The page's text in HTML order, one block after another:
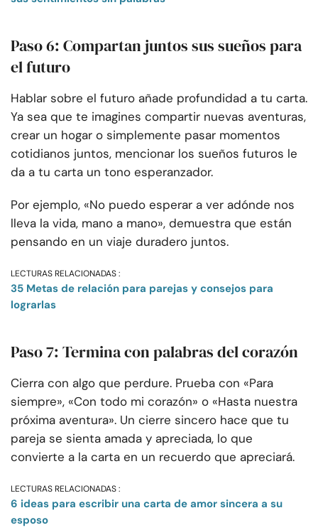
Paso 6: Compartan juntos sus sueños para
el futuro
Hablar sobre el futuro añade profundidad a tu carta.
Ya sea que te imagines compartir nuevas aventuras,
crear un hogar o simplemente pasar momentos
cotidianos juntos, mencionar los sueños futuros le
da a tu carta un tono esperanzador.
Por ejemplo, «No puedo esperar a ver adónde nos
lleva la vida, mano a mano», demuestra que están
pensando en un viaje duradero juntos.
LECTURAS RELACIONADAS :
35 Metas de relación para parejas y consejos para
lograrlas
Paso 7: Termina con palabras del corazón
Cierra con algo que perdure. Prueba con «Para
siempre», «Con todo mi corazón» o «Hasta nuestra
próxima aventura». Un cierre sincero hace que tu
pareja se sienta amada y apreciada, lo que
convierte a la carta en un recuerdo que apreciará.
LECTURAS RELACIONADAS :
6 ideas para escribir una carta de amor sincera a su
esposo